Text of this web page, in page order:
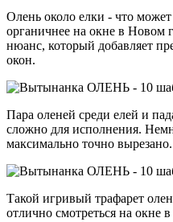
Олень около елки - что
органичнее на окне в Новом
нюанс, который добавляет
окон.
Пара оленей среди елей и
сложно для исполнения.
максимально точно вырезано.
Такой игривый трафарет
отлично смотреться на окне